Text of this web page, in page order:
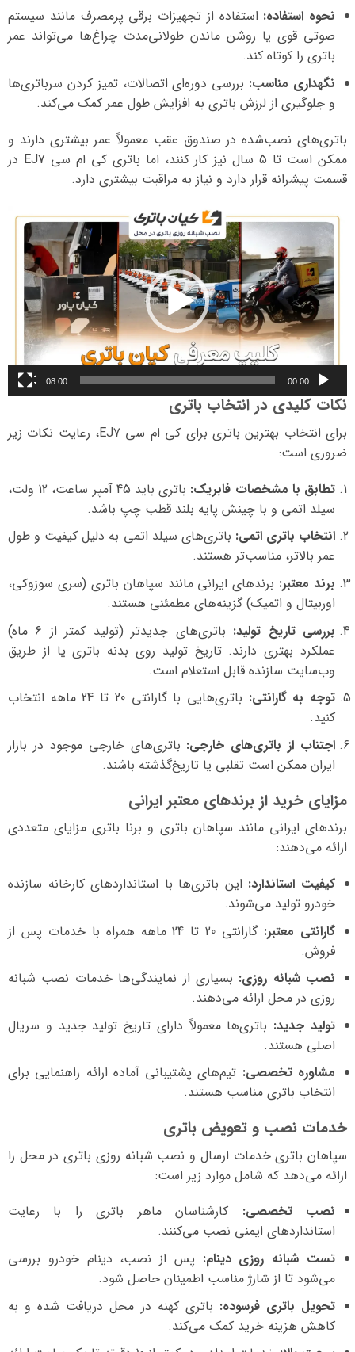
نحوه استفاده: استفاده از تجهیزات برقی پرمصرف مانند سیستم
صوتی قوی یا روشن ماندن طولانی‌مدت چراغ‌ها می‌تواند عمر
باتری را کوتاه کند.
نگهداری مناسب: بررسی دوره‌ای اتصالات، تمیز کردن سرباتری‌ها
و جلوگیری از لرزش باتری به افزایش طول عمر کمک می‌کند.
باتری‌های نصب‌شده در صندوق عقب معمولاً عمر بیشتری دارند و
ممکن است تا 5 سال نیز کار کنند، اما باتری کی ام سی EJ7 در
قسمت پیشرانه قرار دارد و نیاز به مراقبت بیشتری دارد.
نمایشگر
ویدیو
00:00
08:00
نکات کلیدی در انتخاب باتری
برای انتخاب بهترین باتری برای کی ام سی EJ7، رعایت نکات زیر
ضروری است:
تطابق با مشخصات فابریک:
باتری باید 45 آمپر ساعت، 12 ولت،
سیلد اتمی و با چینش پایه بلند قطب چپ باشد.
انتخاب باتری اتمی: باتری‌های سیلد اتمی به دلیل کیفیت و طول
عمر بالاتر، مناسب‌تر هستند.
برند معتبر: برندهای ایرانی مانند سپاهان باتری (سری سوزوکی،
اوربیتال و اتمیک) گزینه‌های مطمئنی هستند.
بررسی تاریخ تولید:
باتری‌های جدیدتر (تولید کمتر از 6 ماه)
عملکرد بهتری دارند. تاریخ تولید روی بدنه باتری یا از طریق
وب‌سایت سازنده قابل استعلام است.
توجه به گارانتی:
باتری‌هایی با گارانتی 20 تا 24 ماهه انتخاب
کنید.
اجتناب از باتری‌های خارجی: باتری‌های خارجی موجود در بازار
ایران ممکن است تقلبی یا تاریخ‌گذشته باشند.
مزایای خرید از برندهای معتبر ایرانی
برندهای ایرانی مانند سپاهان باتری و برنا باتری مزایای متعددی
ارائه می‌دهند:
کیفیت استاندارد: این باتری‌ها با استانداردهای کارخانه سازنده
خودرو تولید می‌شوند.
گارانتی معتبر:
گارانتی 20 تا 24 ماهه همراه با خدمات پس از
فروش.
نصب شبانه روزی: بسیاری از نمایندگی‌ها خدمات نصب شبانه
روزی در محل ارائه می‌دهند.
تولید جدید: باتری‌ها معمولاً دارای تاریخ تولید جدید و سریال
اصلی هستند.
مشاوره تخصصی: تیم‌های پشتیبانی آماده ارائه راهنمایی برای
انتخاب باتری مناسب هستند.
خدمات نصب و تعویض باتری
سپاهان باتری خدمات ارسال و نصب شبانه روزی باتری در محل را
ارائه می‌دهد که شامل موارد زیر است:
نصب تخصصی: کارشناسان ماهر باتری را با رعایت
استانداردهای ایمنی نصب می‌کنند.
تست شبانه روزی دینام: پس از نصب، دینام خودرو بررسی
می‌شود تا از شارژ مناسب اطمینان حاصل شود.
تحویل باتری فرسوده: باتری کهنه در محل دریافت شده و به
کاهش هزینه خرید کمک می‌کند.